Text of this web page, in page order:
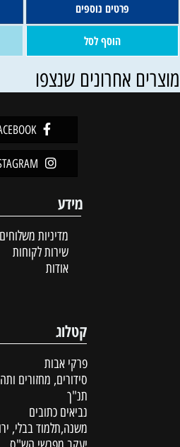
פרטים נוספים
הוסף לסל
אחרונים שנצפו
מידע
מדיניות משלוחים
שירות לקוחות
אודות
קטלוג
פרקי אבות
סידורים, מחזורים
תנ"ך
נביאים כתובים
משנה,תלמוד בבלי,